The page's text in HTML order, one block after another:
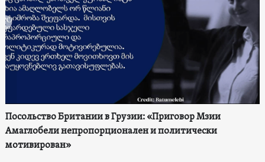
Посольство Британии в Грузии: «Приговор Мзии
Амаглобели непропорционален и политически
мотивирован»